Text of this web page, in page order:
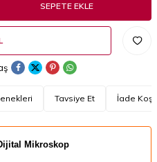
SEPETE EKLE
Tavsiye Et İade
Mikroskop